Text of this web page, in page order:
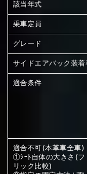
赤く塗
ください
メイン生地は下記
赤く塗ら
該当年式
乗車定員
グレード
サイドエアバック装着
適合条件
適合不可(本革車全車)
①ｼｰﾄ自体の大きさ(フ
リック比較)